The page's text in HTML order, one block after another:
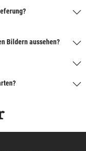
Bildern aussehen?